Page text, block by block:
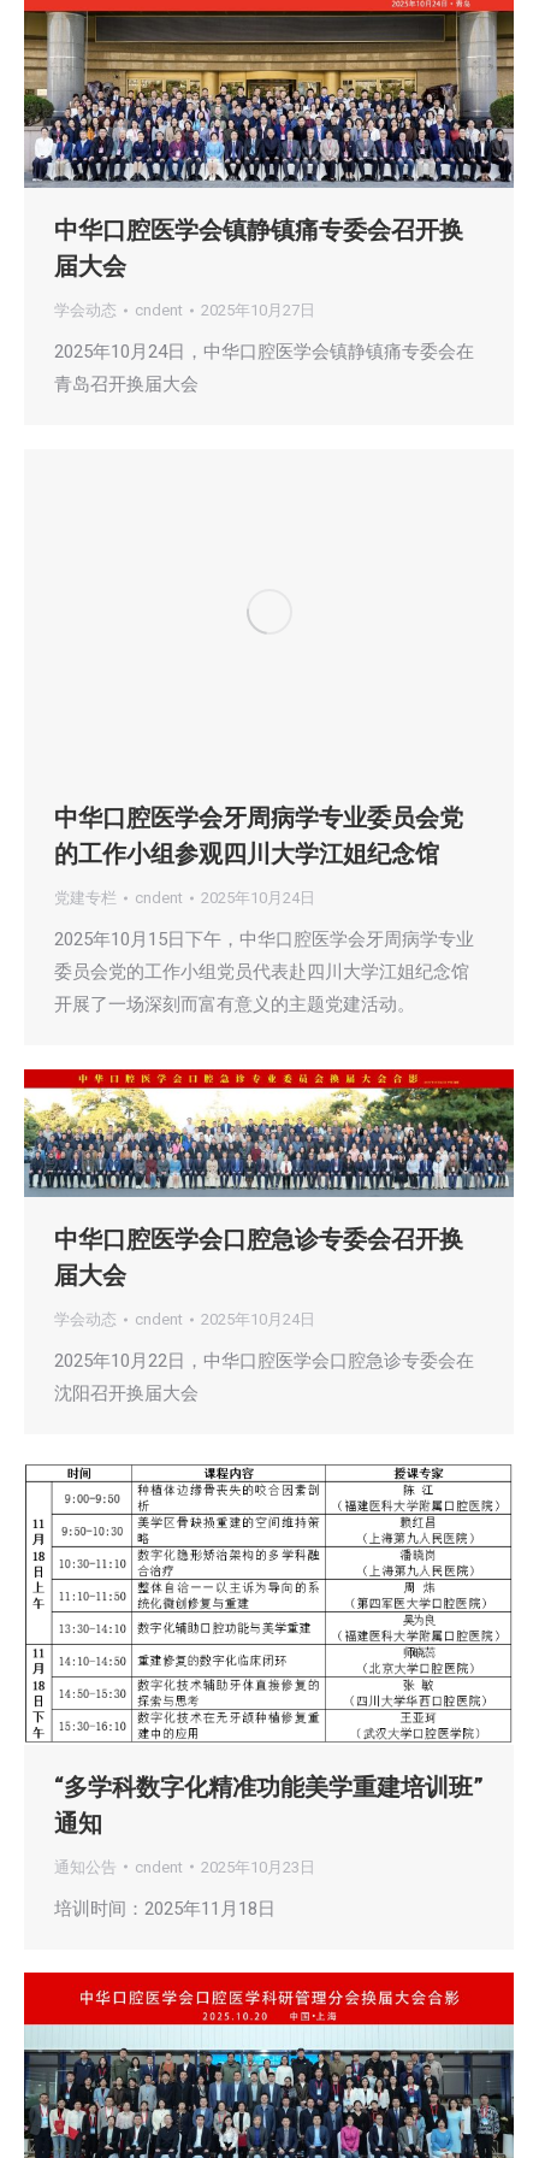
中华口腔医学会镇静镇痛专委会召开换
届大会
学会动态 cndent 2025年10月27日
2025年10月24日，中华口腔医学会镇静镇痛专委会在
青岛召开换届大会
中华口腔医学会牙周病学专业委员会党
的工作小组参观四川大学江姐纪念馆
党建专栏 cndent 2025年10月24日
2025年10月15日下午，中华口腔医学会牙周病学专业
委员会党的工作小组党员代表赴四川大学江姐纪念馆
开展了一场深刻而富有意义的主题党建活动。
中华口腔医学会口腔急诊专委会召开换
届大会
学会动态 cndent 2025年10月24日
2025年10月22日，中华口腔医学会口腔急诊专委会在
沈阳召开换届大会
“多学科数字化精准功能美学重建培训班”
通知
通知公告 cndent 2025年10月23日
培训时间：2025年11月18日